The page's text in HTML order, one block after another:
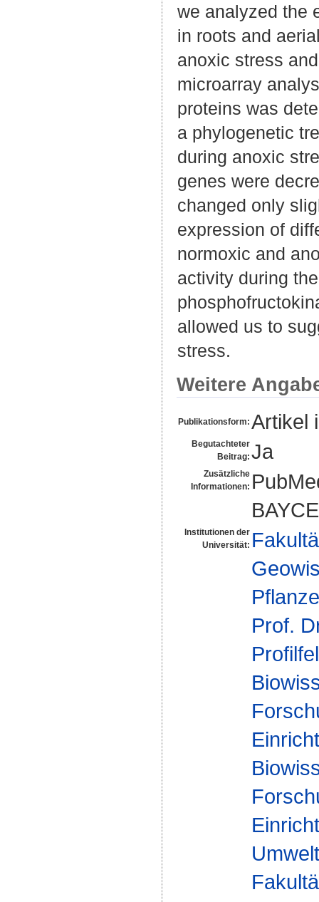
we analyzed the
in roots and
anoxic stress
microarray
proteins was
a phylogenetic
during anoxic
genes were
changed only
expression of
normoxic and
activity during
allowed us to
stress.
Weitere
Publikationsform: Artikel
Begutachteter
Beitrag: Ja
Zusätzliche
Informationen:
Institutionen der
Universität:
Prof.